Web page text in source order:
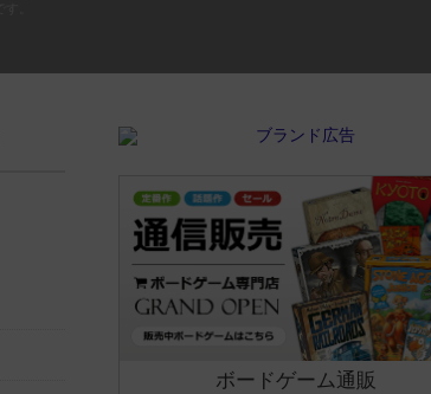
ボードゲーム通販